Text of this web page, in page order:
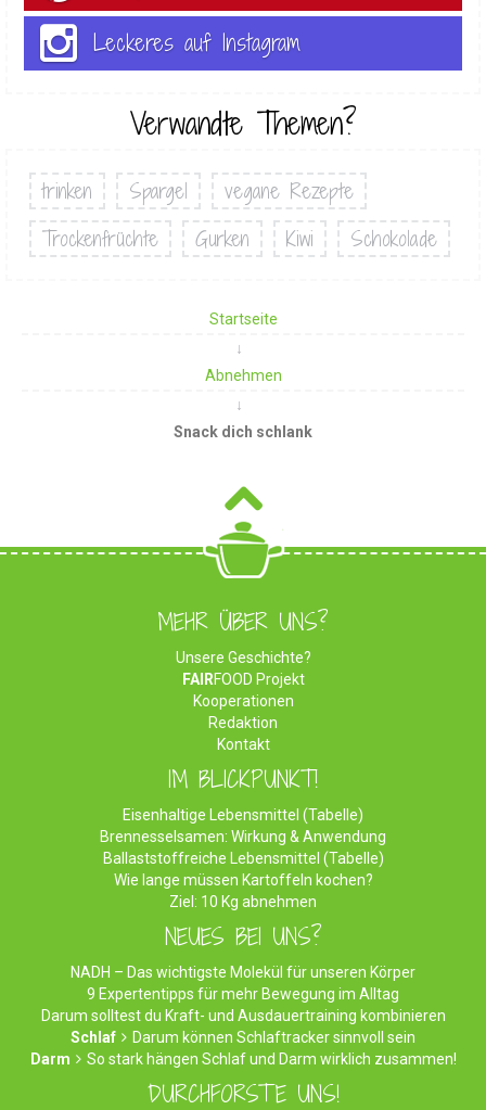
Leckeres auf Instagram
Verwandte Themen?
trinken Spargel
vegane Rezepte
Trockenfrüchte
Gurken Kiwi Schokolade
Startseite
Abnehmen
Snack dich schlank
MEHR ÜBER UNS?
Unsere Geschichte?
FAIRFOOD Projekt
Kooperationen
Redaktion
Kontakt
IM BLICKPUNKT!
Eisenhaltige Lebensmittel (Tabelle)
Brennesselsamen: Wirkung & Anwendung
Ballaststoffreiche Lebensmittel (Tabelle)
Wie lange müssen Kartoffeln kochen?
Ziel: 10 Kg abnehmen
NEUES BEI UNS?
NADH – Das wichtigste Molekül für unseren Körper
9 Expertentipps für mehr Bewegung im Alltag
Darum solltest du Kraft- und Ausdauertraining kombinieren
Schlaf
Darum können Schlaftracker sinnvoll sein
Darm
So stark hängen Schlaf und Darm wirklich zusammen!
DURCHFORSTE UNS!